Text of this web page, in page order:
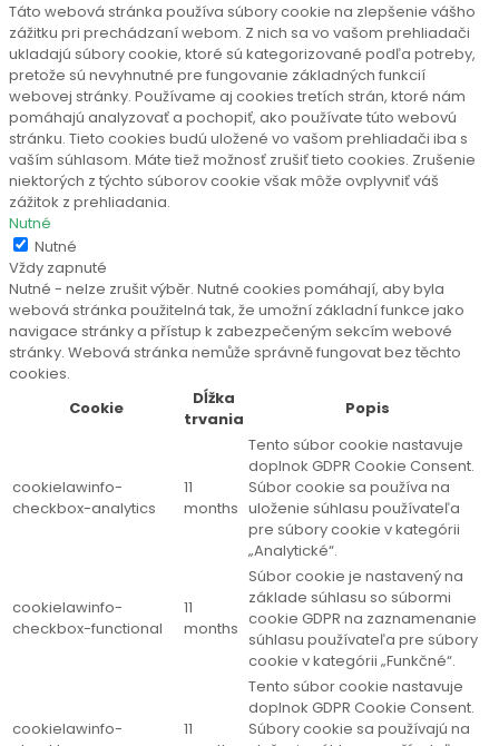
Táto webová stránka používa súbory cookie na zlepšenie vášho
zážitku pri prechádzaní webom. Z nich sa vo vašom prehliadači
ukladajú súbory cookie, ktoré sú kategorizované podľa potreby,
pretože sú nevyhnutné pre fungovanie základných funkcií
webovej stránky. Používame aj cookies tretích strán, ktoré nám
pomáhajú analyzovať a pochopiť, ako používate túto webovú
stránku. Tieto cookies budú uložené vo vašom prehliadači iba s
vaším súhlasom. Máte tiež možnosť zrušiť tieto cookies. Zrušenie
niektorých z týchto súborov cookie však môže ovplyvniť váš
zážitok z prehliadania.
Nutné
Nutné
Vždy zapnuté
Nutné - nelze zrušit výběr. Nutné cookies pomáhají, aby byla
webová stránka použitelná tak, že umožní základní funkce jako
navigace stránky a přístup k zabezpečeným sekcím webové
stránky. Webová stránka nemůže správně fungovat bez těchto
cookies.
Cookie
Dĺžka
trvania
Popis
cookielawinfo-
checkbox-analytics
11
months
Tento súbor cookie nastavuje
doplnok GDPR Cookie Consent.
Súbor cookie sa používa na
uloženie súhlasu používateľa
pre súbory cookie v kategórii
„Analytické“.
cookielawinfo-
checkbox-functional
11
months
Súbor cookie je nastavený na
základe súhlasu so súbormi
cookie GDPR na zaznamenanie
súhlasu používateľa pre súbory
cookie v kategórii „Funkčné“.
cookielawinfo-
11
Tento súbor cookie nastavuje
doplnok GDPR Cookie Consent.
Súbory cookie sa používajú na